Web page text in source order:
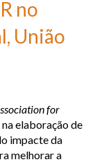
União Europeia
Europeia
no
União
for
elaboração de
impacte da
melhorar a